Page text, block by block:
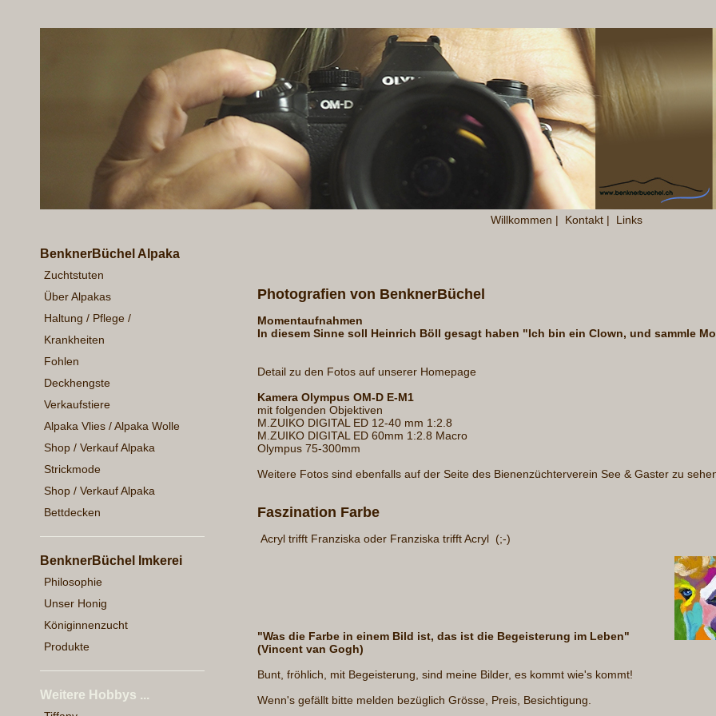
Willkommen | Kontakt | Links
BenknerBüchel Alpaka
Zuchtstuten
Über Alpakas
Haltung / Pflege /
Krankheiten
Fohlen
Deckhengste
Verkaufstiere
Alpaka Vlies / Alpaka Wolle
Shop / Verkauf Alpaka
Strickmode
Shop / Verkauf Alpaka
Bettdecken
BenknerBüchel Imkerei
Philosophie
Unser Honig
Königinnenzucht
Produkte
Weitere Hobbys ...
Photografien von BenknerBüchel
Momentaufnahmen
In diesem Sinne soll Heinrich Böll gesagt haben "Ich bin ein Clown, und sammle
Detail zu den Fotos auf unserer Homepage
Kamera Olympus OM-D E-M1
mit folgenden Objektiven
M.ZUIKO DIGITAL ED 12-40 mm 1:2.8
M.ZUIKO DIGITAL ED 60mm 1:2.8 Macro
Olympus 75-300mm
Weitere Fotos sind ebenfalls auf der Seite des Bienenzüchterverein See & Gaster zu
Faszination Farbe
Acryl trifft Franziska oder Franziska trifft Acryl (;-)
"Was die Farbe in einem Bild ist, das ist die Begeisterung im Leben"
(Vincent van Gogh)
Bunt, fröhlich, mit Begeisterung, sind meine Bilder, es kommt wie's kommt!
Wenn's gefällt bitte melden bezüglich Grösse, Preis, Besichtigung.